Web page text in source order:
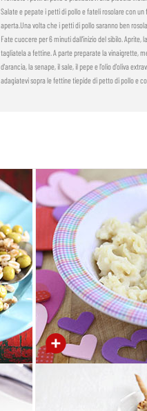
Salate e pepate i petti di pollo e fateli rosolare con
aperta.Una volta che i petti di pollo saranno ben
Fate cuocere per 6 minuti dall'inizio del sibilo.
tagliatela a fettine. A parte preparate la vinaigrette,
d'arancia, la senape, il sale, il pepe e l'olio d'oliva
adagiatevi sopra le fettine tiepide di petto di pollo e